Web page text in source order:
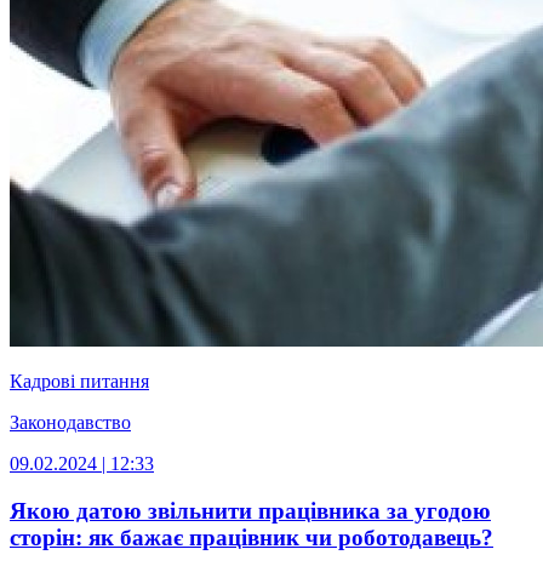
Кадрові питання
Законодавство
09.02.2024 | 12:33
Якою датою звільнити працівника за угодою
сторін: як бажає працівник чи роботодавець?